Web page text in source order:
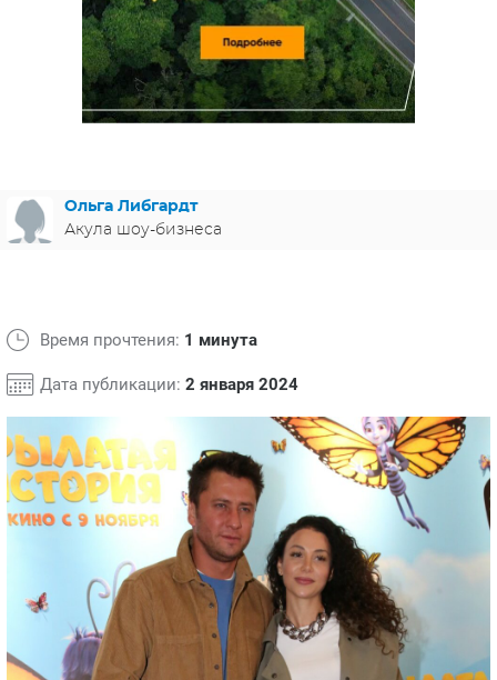
МЕЛОДРАМЫ
ИСПАНИЯ
ГЕРМАНИЯ
СВЕТСКИЕ НОВОСТИ
СПОЙЛЕРЫ ИЗ СЕРИАЛОВ
Ольга Либгардт
Акула шоу-бизнеса
Время прочтения: 1 минута
Дата публикации: 2 января 2024